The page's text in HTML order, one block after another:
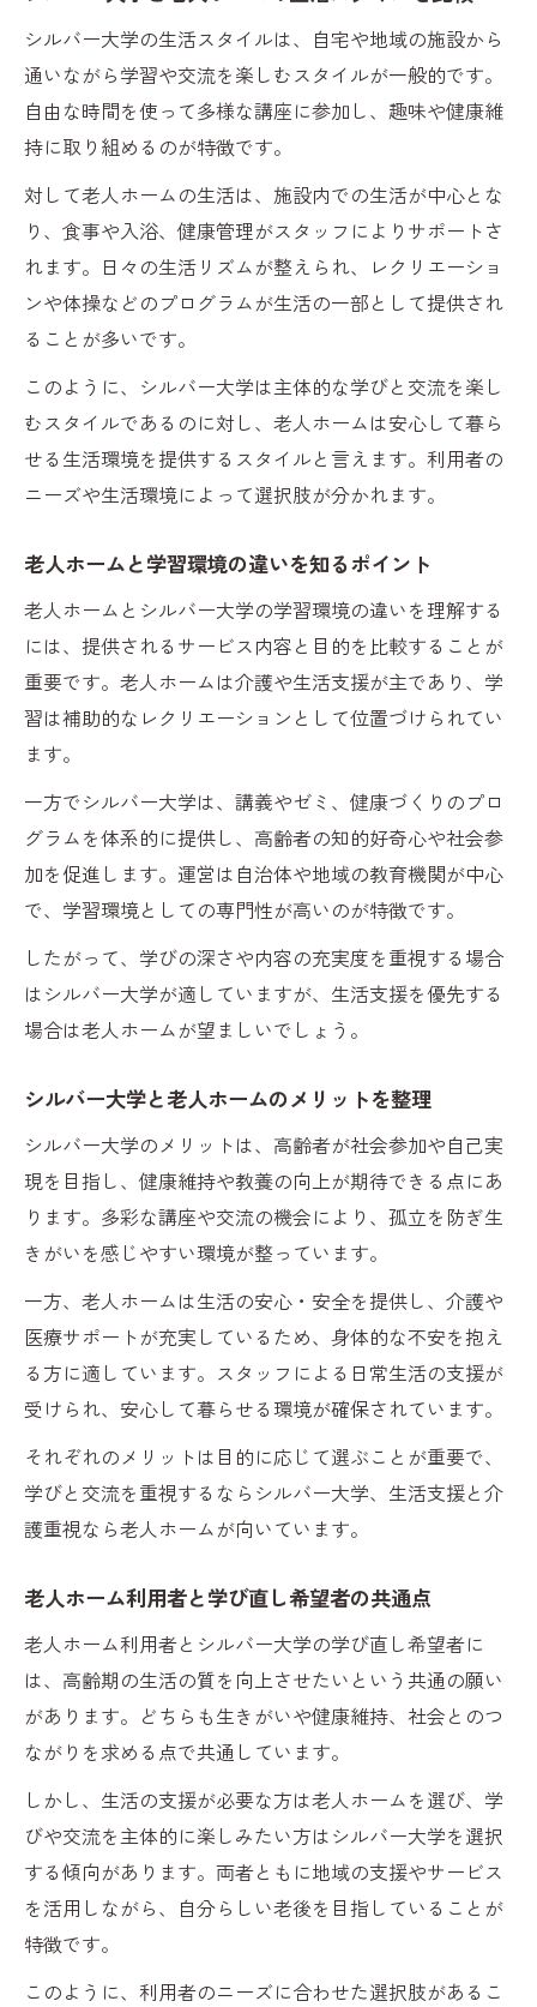
シルバー大学の生活スタイルは、自宅や地域の施設から
通いながら学習や交流を楽しむスタイルが一般的です。
自由な時間を使って多様な講座に参加し、趣味や健康維
持に取り組めるのが特徴です。
対して老人ホームの生活は、施設内での生活が中心とな
り、食事や入浴、健康管理がスタッフによりサポートさ
れます。日々の生活リズムが整えられ、レクリエーショ
ンや体操などのプログラムが生活の一部として提供され
ることが多いです。
このように、シルバー大学は主体的な学びと交流を楽し
むスタイルであるのに対し、老人ホームは安心して暮ら
せる生活環境を提供するスタイルと言えます。利用者の
ニーズや生活環境によって選択肢が分かれます。
老人ホームと学習環境の違いを知るポイント
老人ホームとシルバー大学の学習環境の違いを理解する
には、提供されるサービス内容と目的を比較することが
重要です。老人ホームは介護や生活支援が主であり、学
習は補助的なレクリエーションとして位置づけられてい
ます。
一方でシルバー大学は、講義やゼミ、健康づくりのプロ
グラムを体系的に提供し、高齢者の知的好奇心や社会参
加を促進します。運営は自治体や地域の教育機関が中心
で、学習環境としての専門性が高いのが特徴です。
したがって、学びの深さや内容の充実度を重視する場合
はシルバー大学が適していますが、生活支援を優先する
場合は老人ホームが望ましいでしょう。
シルバー大学と老人ホームのメリットを整理
シルバー大学のメリットは、高齢者が社会参加や自己実
現を目指し、健康維持や教養の向上が期待できる点にあ
ります。多彩な講座や交流の機会により、孤立を防ぎ生
きがいを感じやすい環境が整っています。
一方、老人ホームは生活の安心・安全を提供し、介護や
医療サポートが充実しているため、身体的な不安を抱え
る方に適しています。スタッフによる日常生活の支援が
受けられ、安心して暮らせる環境が確保されています。
それぞれのメリットは目的に応じて選ぶことが重要で、
学びと交流を重視するならシルバー大学、生活支援と介
護重視なら老人ホームが向いています。
老人ホーム利用者と学び直し希望者の共通点
老人ホーム利用者とシルバー大学の学び直し希望者に
は、高齢期の生活の質を向上させたいという共通の願い
があります。どちらも生きがいや健康維持、社会とのつ
ながりを求める点で共通しています。
しかし、生活の支援が必要な方は老人ホームを選び、学
びや交流を主体的に楽しみたい方はシルバー大学を選択
する傾向があります。両者ともに地域の支援やサービス
を活用しながら、自分らしい老後を目指していることが
特徴です。
このように、利用者のニーズに合わせた選択肢があるこ